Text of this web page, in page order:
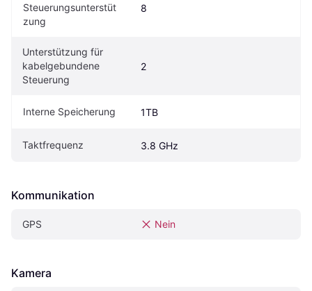
Steuerungsunterstüt
zung
8
Unterstützung für
kabelgebundene
Steuerung
2
Interne Speicherung 1TB
Taktfrequenz 3.8 GHz
Kommunikation
GPS Nein
Kamera